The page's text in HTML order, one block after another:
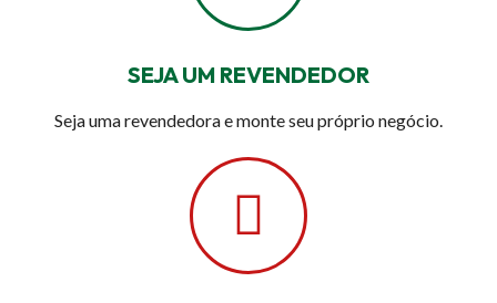
SEJA UM REVENDEDOR
Seja uma revendedora e monte seu próprio negócio.